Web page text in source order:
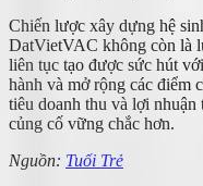
Chiến lược xây dựng hệ
DatVietVAC không còn là
liên tục tạo được sức hút
hành và mở rộng các điểm
tiêu doanh thu và lợi
củng cố vững chắc hơn.
Nguồn: Tuổi Trẻ